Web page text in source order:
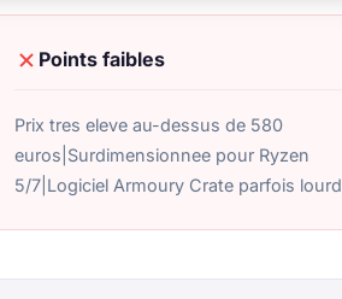
Points faibles
Prix tres eleve au-dessus de 580
euros|Surdimensionnee pour Ryzen
5/7|Logiciel Armoury Crate parfois lourd